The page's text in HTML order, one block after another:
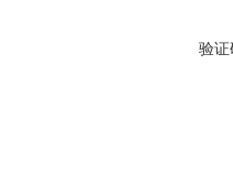
验证